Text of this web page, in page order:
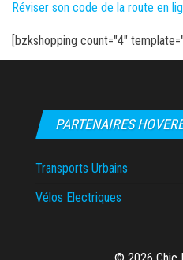
Réviser son code de la route en
[bzkshopping count="4"
PARTENAIRES
Transports Urbains
Vélos Electriques